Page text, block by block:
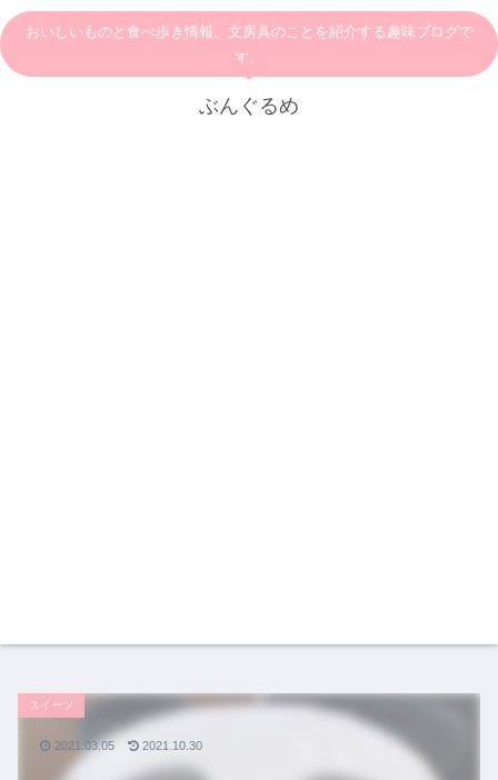
おいしいものと食べ歩き情報、文房具のことを紹介する趣味ブログで
す。
ぶんぐるめ
スイーツ
2021.03.05 2021.10.30